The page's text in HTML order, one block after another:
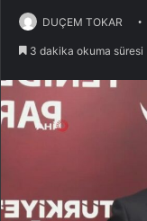
DUÇEM TOKAR
3 dakika okuma süresi